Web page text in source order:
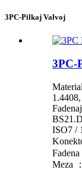
3PC-Pilkaj Valvoj
3PC-
ISO7 / 1
Meza